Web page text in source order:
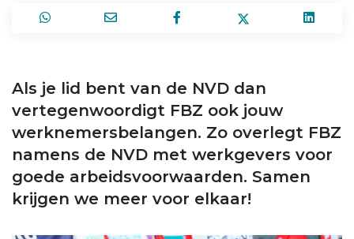
Als je lid bent van de NVD dan
vertegenwoordigt FBZ ook jouw
werknemersbelangen. Zo overlegt FBZ
namens de NVD met werkgevers voor
goede arbeidsvoorwaarden. Samen
krijgen we meer voor elkaar!